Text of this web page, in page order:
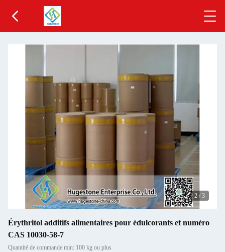
2 / 3
Érythritol additifs alimentaires pour édulcorants et numéro
CAS 10030-58-7
Quantité de commande min: 100 kg ou plus